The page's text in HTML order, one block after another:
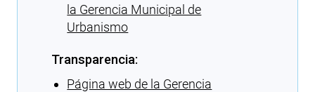
la Gerencia Municipal de
Urbanismo
Transparencia:
Página web de la Gerencia